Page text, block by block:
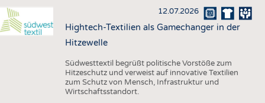
12.07.2026
Hightech-Textilien als Gamechanger in der
Hitzewelle
Südwesttextil begrüßt politische Vorstöße zum
Hitzeschutz und verweist auf innovative Textilien
zum Schutz von Mensch, Infrastruktur und
Wirtschaftsstandort.